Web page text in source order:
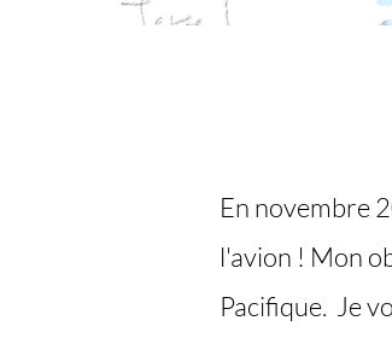
En novembre
l'avion ! Mon
Pacifique. Je